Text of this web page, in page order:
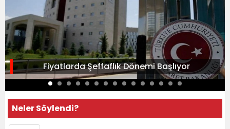
Fiyatlarda Şeffaflık Dönemi Başlıyor
Neler Söylendi?